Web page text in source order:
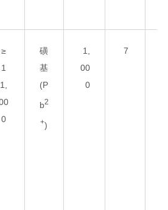
≥
1
1,
0
磺
基
(P
b2
+)
1,
00
0
7